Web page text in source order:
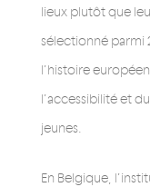
lieux plutôt que
sélectionné parmi
l’histoire
l’accessibilité et
jeunes.
En Belgique,